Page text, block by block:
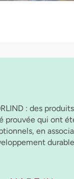
: des
prouvée qui ont
en